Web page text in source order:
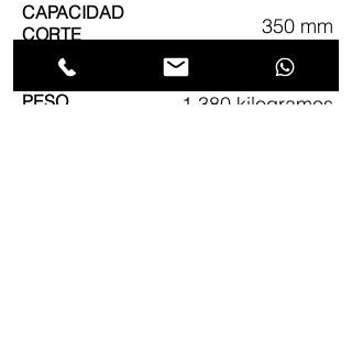
CAPACIDAD
CORTE
350 mm
PESO 1.380 kilogramos